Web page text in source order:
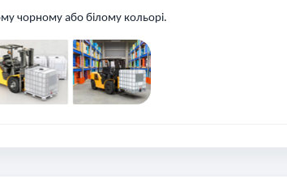
чорному або білому кольорі.